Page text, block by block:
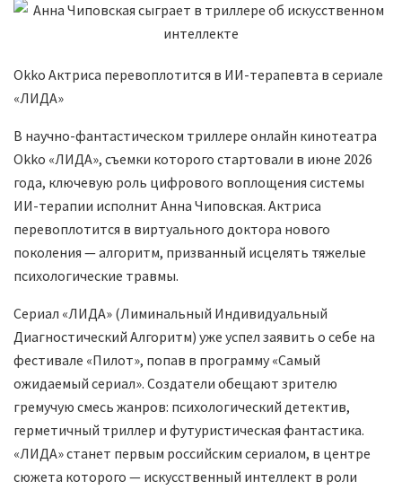
Okko Актриса перевоплотится в ИИ-терапевта в сериале
«ЛИДА»
В научно-фантастическом триллере онлайн кинотеатра
Оkko «ЛИДА», съемки которого стартовали в июне 2026
года, ключевую роль цифрового воплощения системы
ИИ-терапии исполнит Анна Чиповская. Актриса
перевоплотится в виртуального доктора нового
поколения — алгоритм, призванный исцелять тяжелые
психологические травмы.
Сериал «ЛИДА» (Лиминальный Индивидуальный
Диагностический Алгоритм) уже успел заявить о себе на
фестивале «Пилот», попав в программу «Самый
ожидаемый сериал». Создатели обещают зрителю
гремучую смесь жанров: психологический детектив,
герметичный триллер и футуристическая фантастика.
«ЛИДА» станет первым российским сериалом, в центре
сюжета которого — искусственный интеллект в роли